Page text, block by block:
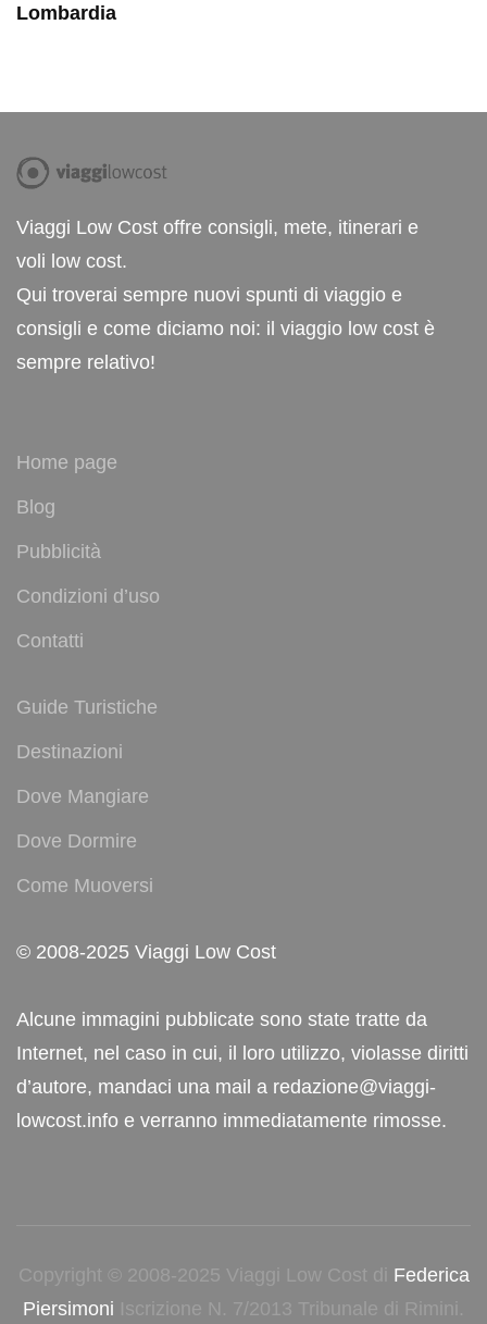
Lombardia
Viaggi Low Cost offre consigli, mete, itinerari e
voli low cost.
Qui troverai sempre nuovi spunti di viaggio e
consigli e come diciamo noi: il viaggio low cost è
sempre relativo!
Home page
Blog
Pubblicità
Condizioni d’uso
Contatti
Guide Turistiche
Destinazioni
Dove Mangiare
Dove Dormire
Come Muoversi
© 2008-2025 Viaggi Low Cost
Alcune immagini pubblicate sono state tratte da
Internet, nel caso in cui, il loro utilizzo, violasse diritti
d’autore, mandaci una mail a redazione@viaggi-
lowcost.info e verranno immediatamente rimosse.
Copyright © 2008-2025 Viaggi Low Cost di Federica
Piersimoni Iscrizione N. 7/2013 Tribunale di Rimini.